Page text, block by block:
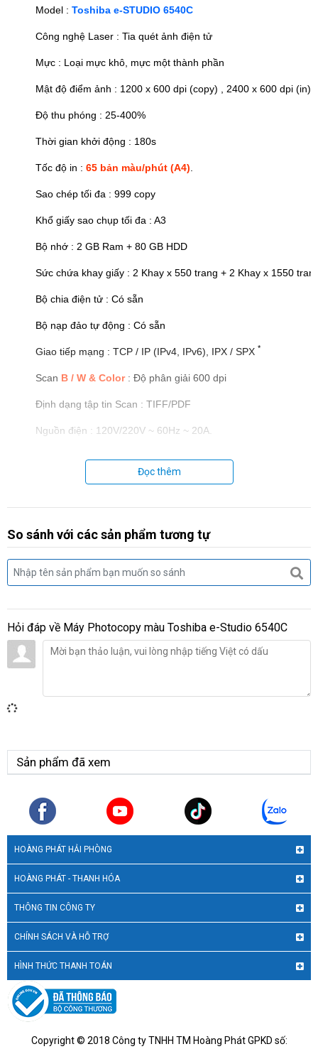
Model : Toshiba e-STUDIO 6540C
Công nghệ Laser : Tia quét ảnh điện tử
Mực : Loại mực khô, mực một thành phần
Mật độ điểm ảnh : 1200 x 600 dpi (copy) , 2400 x 600 dpi (in)
Độ thu phóng : 25-400%
Thời gian khởi động : 180s
Tốc độ in : 65 bản màu/phút (A4)
Sao chép tối đa : 999 copy
Khổ giấy sao chụp tối đa : A3
Bộ nhớ : 2 GB Ram + 80 GB HDD
Sức chứa khay giấy : 2 Khay x 550 trang + 2 Khay x 1550
Bộ chia điện tử : Có sẵn
Bộ nạp đảo tự động : Có sẵn
Giao tiếp mạng : TCP / IP (IPv4, IPv6), IPX / SPX *
Scan B / W & Color : Độ phân giải 600 dpi
Định dạng tập tin Scan : TIFF/PDF
Nguồn điện : 120V/220V ~ 60Hz ~ 20A.
Trọng lượng : 210 kg.
Đọc thêm
So sánh với các sản phẩm tương tự
Hỏi đáp về Máy Photocopy màu Toshiba e-Studio 6540C
Sản phẩm đã xem
HOÀNG PHÁT HẢI PHÒNG
HOÀNG PHÁT - THANH HÓA
THÔNG TIN CÔNG TY
CHÍNH SÁCH VÀ HỖ TRỢ
HÌNH THỨC THANH TOÁN
Copyright © 2018 Công ty TNHH TM Hoàng Phát GPKD số: